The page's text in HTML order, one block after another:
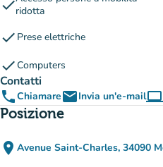
checkridotta
check Prese elettriche
checkComputers
Contatti
phoneChiamareemailInvia un'e-mailcomputer
Posizione
place Avenue Saint-Charles, 34090
(apri in
(nuova